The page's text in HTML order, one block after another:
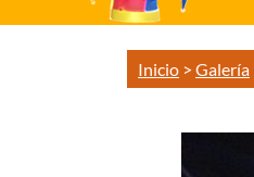
Inicio > Galería